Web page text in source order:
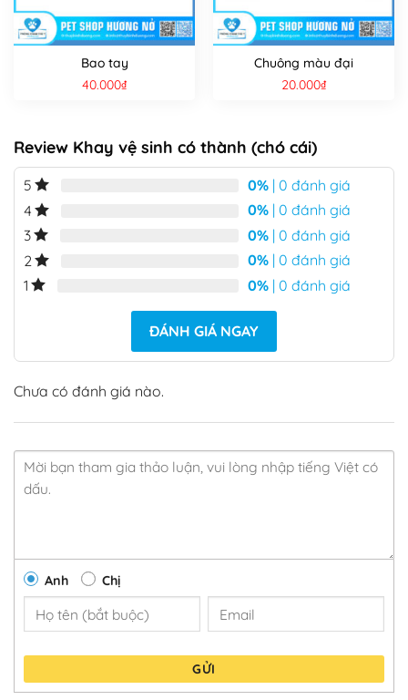
Bao tay
40.000₫
Chuông màu đại
20.000₫
Review Khay vệ sinh có thành (chó cái)
5 0% | 0 đánh giá
4
0% | 0 đánh giá
3
0% | 0 đánh giá
2
0% | 0 đánh giá
1
0% | 0 đánh giá
ĐÁNH GIÁ NGAY
Chưa có đánh giá nào.
Anh Chị
GỬI